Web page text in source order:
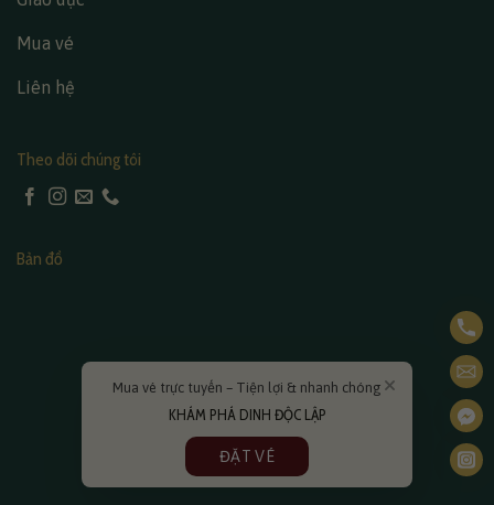
Mua vé
Liên hệ
Theo dõi chúng tôi
Bản đồ
Mua vé trực tuyến – Tiện lợi & nhanh chóng
KHÁM PHÁ DINH ĐỘC LẬP
ĐẶT VÉ